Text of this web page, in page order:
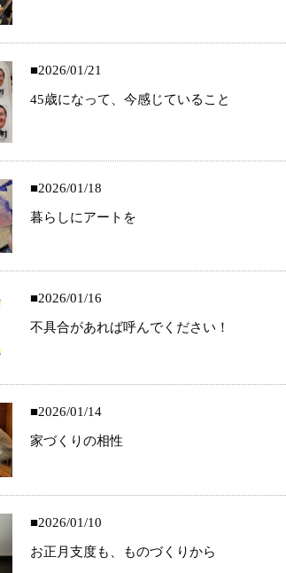
2026/01/21
45歳になって、今感じていること
2026/01/18
暮らしにアートを
2026/01/16
不具合があれば呼んでください！
2026/01/14
家づくりの相性
2026/01/10
お正月支度も、ものづくりから